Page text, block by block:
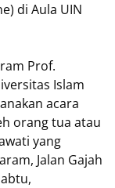
di Aula UIN
Prof.
Islam
acara
orang tua atau
yang
Jalan Gajah